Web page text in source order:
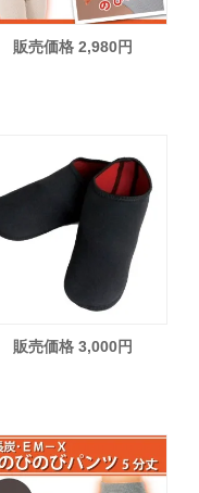
販売価格 2,980円
販売価格 3,000円